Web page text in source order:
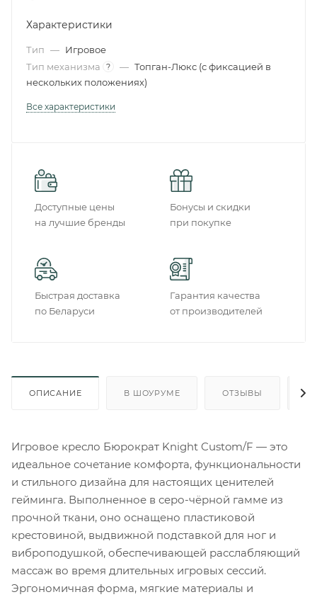
Характеристики
Тип — Игровое
Тип механизма
? — Топган-Люкс (с фиксацией в
нескольких положениях)
Все характеристики
Доступные цены
на лучшие бренды
Бонусы и скидки
при покупке
Быстрая доставка
по Беларуси
Гарантия качества
от производителей
ОПИСАНИЕ В ШОУРУМЕ ОТЗЫВЫ
Игровое кресло Бюрократ Knight Custom/F — это
идеальное сочетание комфорта, функциональности
и стильного дизайна для настоящих ценителей
гейминга. Выполненное в серо-чёрной гамме из
прочной ткани, оно оснащено пластиковой
крестовиной, выдвижной подставкой для ног и
виброподушкой, обеспечивающей расслабляющий
массаж во время длительных игровых сессий.
Эргономичная форма, мягкие материалы и